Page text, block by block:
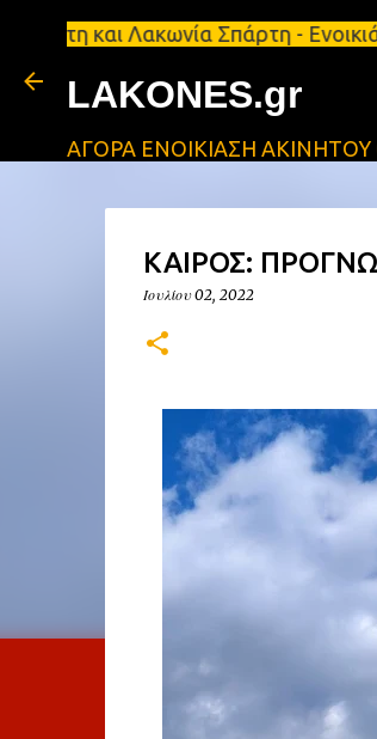
Λακωνία Σπάρτη -
LAKONES.gr
ΑΓΟΡΑ ΕΝΟΙΚΙΑΣΗ ΑΚΙΝΗΤΟΥ
ΚΑΙΡΟΣ:
Ιουλίου 02, 2022